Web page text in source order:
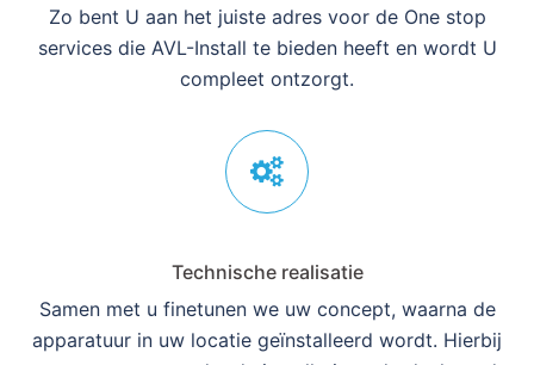
Zo bent U aan het juiste adres voor de One stop
services die AVL-Install te bieden heeft en wordt U
compleet ontzorgt.
Technische realisatie
Samen met u finetunen we uw concept, waarna de
apparatuur in uw locatie geïnstalleerd wordt. Hierbij